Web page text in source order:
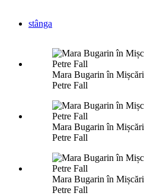
stânga
Mara Bugarin în
Petre Fall
Mara Bugarin în
Petre Fall
Mara Bugarin în
Petre Fall